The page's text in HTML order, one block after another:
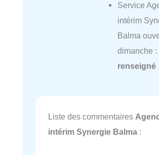
Service
intérim
Balma
dimanche :
renseigné
Liste des commentaires
intérim Synergie Balma :